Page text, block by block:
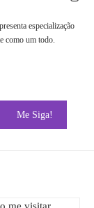
especialização
como um todo.
Me Siga!